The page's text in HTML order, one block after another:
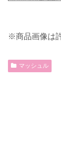
※商品画像は
マッシュル